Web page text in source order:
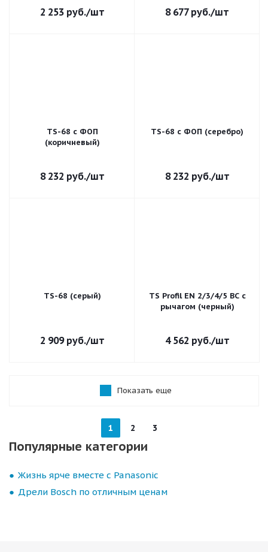
2 253руб./шт 8 677руб./шт
TS-68 с ФОП
(коричневый)
8 232 руб./шт
TS-68 с ФОП (серебро)
8 232 руб./шт
TS-68 (серый)
2 909руб./шт
TS Profil EN 2/3/4/5 BC с
рычагом (черный)
4 562 руб./шт
Показать еще
1 2 3
Популярные категории
Жизнь ярче вместе с Panasonic
Дрели Bosch по отличным ценам